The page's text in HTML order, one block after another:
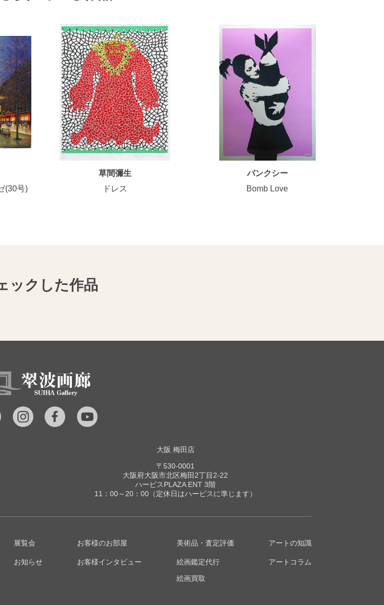
(30号)
草間彌生
ドレス
バンクシー
Bomb Love
ックした作品
大阪 梅田店
〒530-0001
大阪府大阪市北区梅田2丁目2-22
ハービスPLAZA ENT 3階
11：00～20：00（定休日はハービスに準じます）
展覧会
お知らせ
お客様のお部屋
お客様インタビュー
美術品・査定評価
絵画鑑定代行
絵画買取
アートの知識
アートコラム